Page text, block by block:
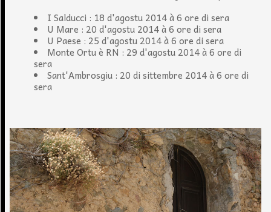
I Salducci : 18 d'agostu 2014 à 6 ore di sera
U Mare : 20 d'agostu 2014 à 6 ore di sera
U Paese : 25 d'agostu 2014 à 6 ore di sera
Monte Ortu è RN : 29 d'agostu 2014 à 6 ore di
sera
Sant'Ambrosgiu : 20 di sittembre 2014 à 6 ore di
sera